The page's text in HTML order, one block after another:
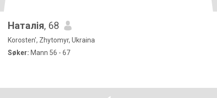
Наталія, 68
Korosten', Zhytomyr, Ukraina
Søker: Mann 56 - 67